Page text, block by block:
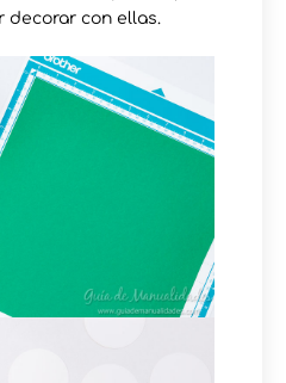
decorar con ellas.